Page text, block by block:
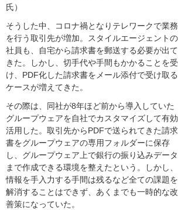
氏）
そうした中、コロナ禍となりテレワークで業務
を行う取引先が増加。スタイルエージェントの
社員も、自宅から請求書を郵送する必要が出て
きた。しかし、切手代や手間もかかることを受
け、PDF化した請求書をメール添付で受け取る
ケースが増えてきた。
その際は、同社が8年ほど前から導入していた
グループウェアを自社でカスタマイズして有効
活用した。取引先からPDFで送られてきた請求
書をグループウェアの専用フォルダーに保存
し、グループウェア上で銀行の振り込みデータ
まで作成できる環境を整えたという。しかし、
情報を手入力する手間は残るなど全ての課題を
解消することはできず、あくまでも一時的な改
善策になっていた。